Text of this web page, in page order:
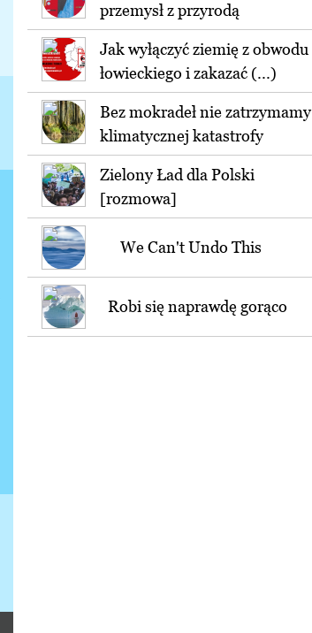
przemysł z przyrodą
Jak wyłączyć ziemię z obwodu
łowieckiego i zakazać (...)
Bez mokradeł nie zatrzymamy
klimatycznej katastrofy
Zielony Ład dla Polski
[rozmowa]
We Can't Undo This
Robi się naprawdę gorąco